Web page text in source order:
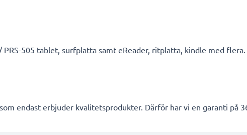
PRS-505 tablet, surfplatta samt eReader, ritplatta, kindle med flera.
endast erbjuder kvalitetsprodukter. Därför har vi en garanti på